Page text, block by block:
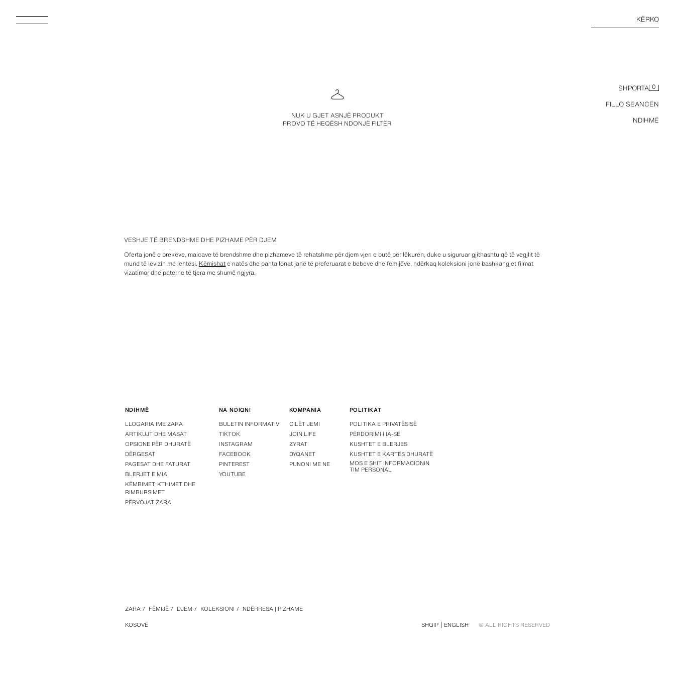
KËRKO
SHPORTA 0
FILLO SEANCËN
NDIHMË
NUK U GJET ASNJË PRODUKT
PROVO TË HEQËSH NDONJË FILTËR
VESHJE TË BRENDSHME DHE PIZHAME PËR DJEM
Oferta jonë e brekëve, maicave të brendshme dhe pizhameve të rehatshme për djem vjen e butë për lëkurën, duke u siguruar gjithashtu që të vegjlit të
mund të lëvizin me lehtësi. Këmishate natës dhe pantallonat janë të preferuarat e bebeve dhe fëmijëve, ndërkaq koleksioni jonë bashkangjet filmat
vizatimor dhe paterne të tjera me shumë ngjyra.
NDIHMË
LLOGARIA IME ZARA
ARTIKUJT DHE MASAT
OPSIONE PËR DHURATË
DËRGESAT
PAGESAT DHE FATURAT
BLERJET E MIA
KËMBIMET, KTHIMET DHE
RIMBURSIMET
PËRVOJAT ZARA
NA NDIQNI
BULETIN INFORMATIV
TIKTOK
INSTAGRAM
FACEBOOK
PINTEREST
YOUTUBE
KOMPANIA
CILËT JEMI
JOIN LIFE
ZYRAT
DYQANET
PUNONI ME NE
POLITIKAT
POLITIKA E PRIVATËSISË
PËRDORIMI I IA-SË
KUSHTET E BLERJES
KUSHTET E KARTËS DHURATË
MOS E SHIT INFORMACIONIN
TIM PERSONAL
ZARA / FËMIJË / DJEM / KOLEKSIONI / NDËRRESA | PIZHAME
KOSOVË
SHQIP ENGLISH © ALL RIGHTS RESERVED